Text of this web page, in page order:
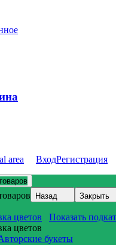
area ВходРегистрация
Назад Закрыть
цветов
Показать
цветов
букеты